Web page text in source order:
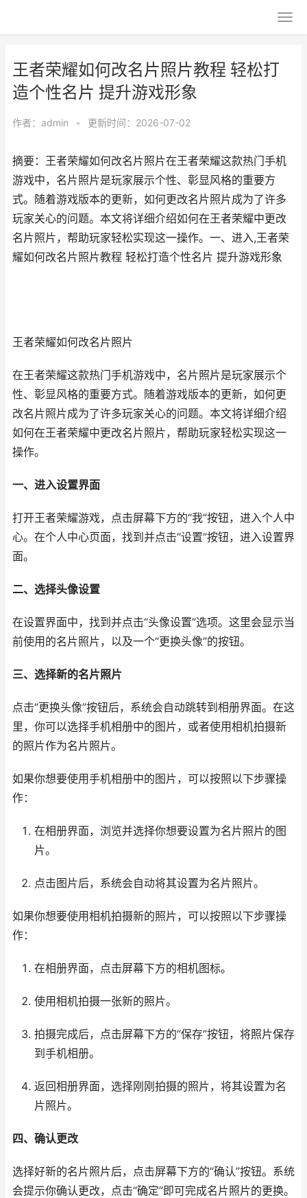
王者荣耀如何改名片照片教程 轻松打
造个性名片 提升游戏形象
作者： admin • 更新时间：2026-07-02
摘要：王者荣耀如何改名片照片在王者荣耀这款热门手机
游戏中，名片照片是玩家展示个性、彰显风格的重要方
式。随着游戏版本的更新，如何更改名片照片成为了许多
玩家关心的问题。本文将详细介绍如何在王者荣耀中更改
名片照片，帮助玩家轻松实现这一操作。一、进入,王者荣
耀如何改名片照片教程 轻松打造个性名片 提升游戏形象
王者荣耀如何改名片照片
在王者荣耀这款热门手机游戏中，名片照片是玩家展示个
性、彰显风格的重要方式。随着游戏版本的更新，如何更
改名片照片成为了许多玩家关心的问题。本文将详细介绍
如何在王者荣耀中更改名片照片，帮助玩家轻松实现这一
操作。
一、进入设置界面
打开王者荣耀游戏，点击屏幕下方的“我”按钮，进入个人中
心。在个人中心页面，找到并点击“设置”按钮，进入设置界
面。
二、选择头像设置
在设置界面中，找到并点击“头像设置”选项。这里会显示当
前使用的名片照片，以及一个“更换头像”的按钮。
三、选择新的名片照片
点击“更换头像”按钮后，系统会自动跳转到相册界面。在这
里，你可以选择手机相册中的图片，或者使用相机拍摄新
的照片作为名片照片。
如果你想要使用手机相册中的图片，可以按照以下步骤操
作：
在相册界面，浏览并选择你想要设置为名片照片的图
片。
点击图片后，系统会自动将其设置为名片照片。
如果你想要使用相机拍摄新的照片，可以按照以下步骤操
作：
在相册界面，点击屏幕下方的相机图标。
使用相机拍摄一张新的照片。
拍摄完成后，点击屏幕下方的“保存”按钮，将照片保存
到手机相册。
返回相册界面，选择刚刚拍摄的照片，将其设置为名
片照片。
四、确认更改
选择好新的名片照片后，点击屏幕下方的“确认”按钮。系统
会提示你确认更改，点击“确定”即可完成名片照片的更换。